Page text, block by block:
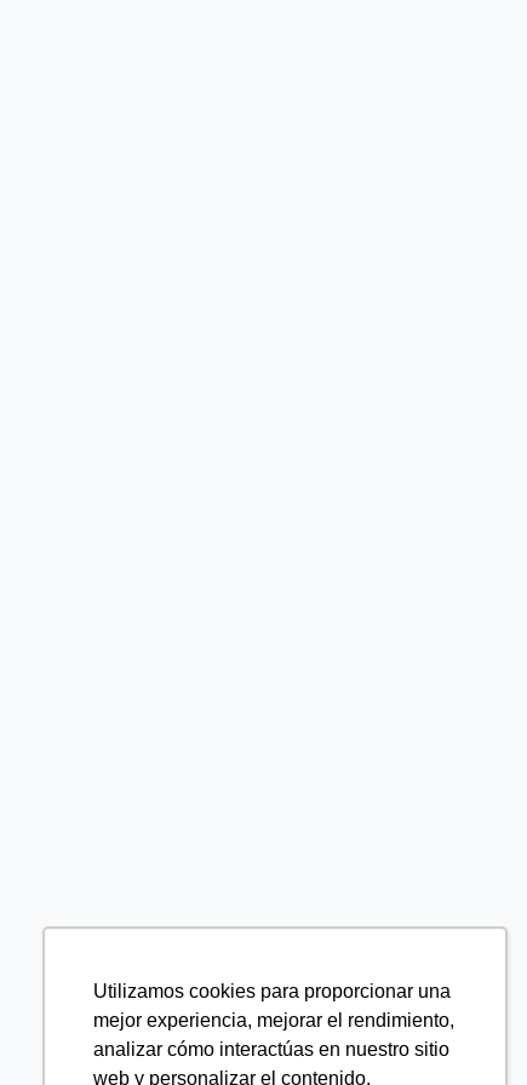
Utilizamos cookies para proporcionar una
mejor experiencia, mejorar el rendimiento,
analizar cómo interactúas en nuestro sitio
web y personalizar el contenido.